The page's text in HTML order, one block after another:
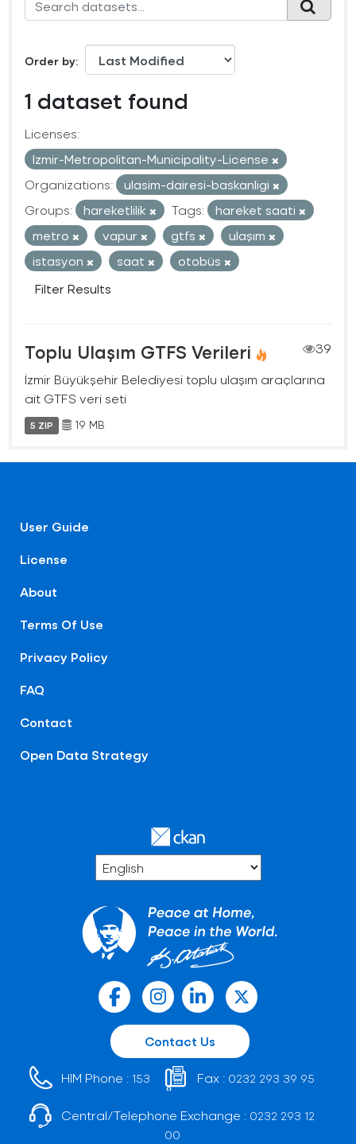
Order by
1 dataset found
Licenses:
Izmir-Metropolitan-Municipality-License
Organizations:
ulasim-dairesi-baskanligi
Groups:
hareketlilik Tags:
hareket saati
metro
vapur gtfs
ulaşım
istasyon
saat
otobüs
Filter Results
Toplu Ulaşım GTFS Verileri
39
İzmir Büyükşehir Belediyesi toplu ulaşım araçlarına
ait GTFS veri seti
5 ZIP 19 MB
User Guide
License
About
Terms Of Use
Privacy Policy
FAQ
Contact
Open Data Strategy
Contact Us
HIM Phone : 153 Fax : 0232 293 39 95
Central/Telephone Exchange : 0232 293 12
00